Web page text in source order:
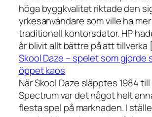
höga byggkvalitet riktade den
yrkesanvändare som ville ha
traditionell kontorsdator. HP
år blivit allt bättre på att tillverka
Skool Daze – spelet som gjorde
öppet kaos
När Skool Daze släpptes 1984 till
Spectrum var det något helt
flesta spel på marknaden. I